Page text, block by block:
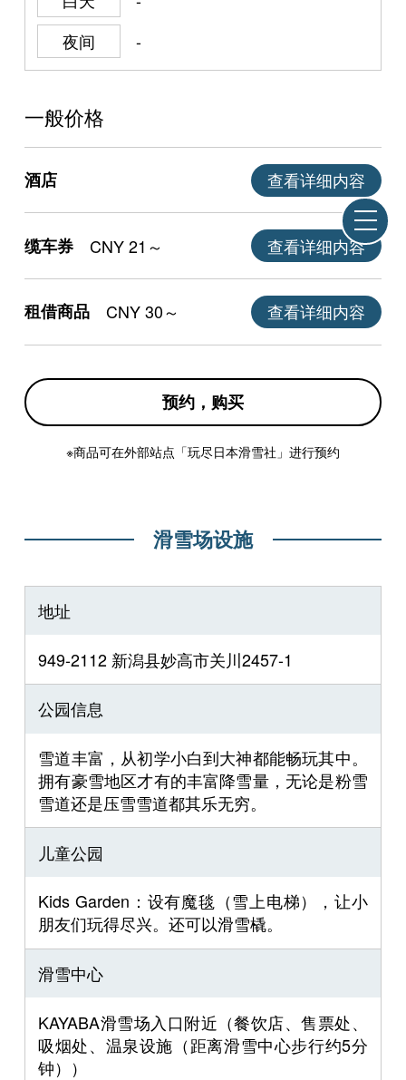
夜间
-
一般价格
酒店 查看详细内容
缆车券 CNY 21～ 查看详细内容
租借商品 CNY 30～ 查看详细内容
预约，购买
※商品可在外部站点「玩尽日本滑雪社」进行预约
滑雪场设施
地址
949-2112 新潟县妙高市关川2457-1
公园信息
雪道丰富，从初学小白到大神都能畅玩其中。
拥有豪雪地区才有的丰富降雪量，无论是粉雪
雪道还是压雪雪道都其乐无穷。
儿童公园
Kids Garden：设有魔毯（雪上电梯），让小
朋友们玩得尽兴。还可以滑雪橇。
滑雪中心
KAYABA滑雪场入口附近（餐饮店、售票处、
吸烟处、温泉设施（距离滑雪中心步行约5分
钟））